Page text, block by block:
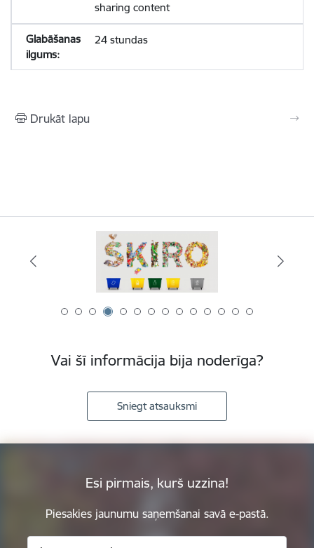
sharing content
24 stundas
Drukāt lapu
Vai šī informācija bija noderīga?
Sniegt atsauksmi
Esi pirmais, kurš uzzina!
Piesakies jaunumu saņemšanai savā e-pastā.